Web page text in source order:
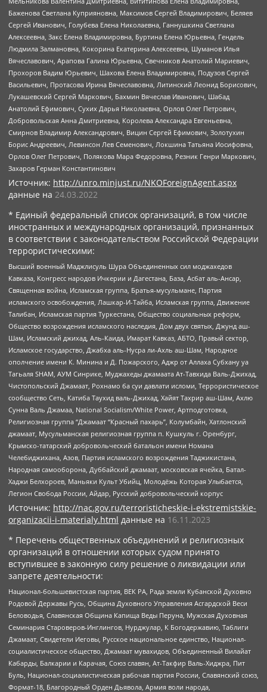
Баженова Светлана Куприяновна, Максимов Сергей Владимирович, Беляев
Сергей Иванович, Голубева Елена Николаевна, Ганнушкина Светлана
Алексеевна, Закс Елена Владимировна, Буртина Елена Юрьевна, Гендель
Людмила Залмановна, Кокорина Екатерина Алексеевна, Шуманов Илья
Вячеславович, Арапова Галина Юрьевна, Свечников Анатолий Мариевич,
Прохоров Вадим Юрьевич, Шахова Елена Владимировна, Подузов Сергей
Васильевич, Протасова Ирина Вячеславовна, Литинский Леонид Борисович,
Лукашевский Сергей Маркович, Бахмин Вячеслав Иванович, Шабад
Анатолий Ефимович, Сухих Дарья Николаевна, Орлов Олег Петрович,
Добровольская Анна Дмитриевна, Королева Александра Евгеньевна,
Смирнов Владимир Александрович, Вицин Сергей Ефимович, Золотухин
Борис Андреевич, Левинсон Лев Семенович, Локшина Татьяна Иосифовна,
Орлов Олег Петрович, Полякова Мара Федоровна, Резник Генри Маркович,
Захаров Герман Константинович
Источник: http://unro.minjust.ru/NKOForeignAgent.aspx
данные на 24.03.2022
* Единый федеральный список организаций, в том числе
иностранных и международных организаций, признанных
в соответствии с законодательством Российской Федерации
террористическими:
Высший военный Маджлисуль Шура Объединенных сил моджахедов
Кавказа, Конгресс народов Ичкерии и Дагестана, База, Асбат аль-Ансар,
Священная война, Исламская группа, Братья-мусульмане, Партия
исламского освобождения, Лашкар-И-Тайба, Исламская группа, Движение
Талибан, Исламская партия Туркестана, Общество социальных реформ,
Общество возрождения исламского наследия, Дом двух святых, Джунд аш-
Шам, Исламский джихад, Аль-Каида, Имарат Кавказ, АБТО, Правый сектор,
Исламское государство, Джабха аль-Нусра ли-Ахль аш-Шам, Народное
ополчение имени К. Минина и Д. Пожарского, Аджр от Аллаха Субхану уа
Тагьаля SHAM, АУМ Синрике, Муджахеды джамаата Ат-Тавхида Валь-Джихад,
Чистопольский Джамаат, Рохнамо ба суи давлати исломи, Террористическое
сообщество Сеть, Катиба Таухид валь-Джихад, Хайят Тахрир аш-Шам, Ахлю
Сунна Валь Джамаа, National Socialism/White Power, Артподготовка,
Религиозная группа “Джамаат “Красный пахарь”, Колумбайн, Хатлонский
джамаат, Мусульманская религиозная группа п. Кушкуль г. Оренбург,
Крымско-татарский добровольческий батальон имени Номана
Челебиджихана, Азов, Партия исламского возрождения Таджикистана,
Народная самооборона, Дуббайский джамаат, московская ячейка, Батал-
Хаджи Белхороев, Маньяки Культ Убийц, Молодёжь Которая Улыбается,
Легион Свобода России, Айдар, Русский добровольческий корпус
Источник: http://nac.gov.ru/terroristicheskie-i-ekstremistskie-
organizacii-i-materialy.html данные на 16.11.2023
* Перечень общественных объединений и религиозных
организаций в отношении которых судом принято
вступившее в законную силу решение о ликвидации или
запрете деятельности:
Национал-большевистская партия, ВЕК РА, Рада земли Кубанской Духовно
Родовой Державы Русь, Община Духовного Управления Асгардской Веси
Беловодья, Славянская Община Капища Веды Перуна, Мужская Духовная
Семинария Староверов-Инглингов, Нурджулар, К Богодержавию, Таблиги
Джамаат, Свидетели Иеговы, Русское национальное единство, Национал-
социалистическое общество, Джамаат мувахидов, Объединенный Вилайат
Кабарды, Балкарии и Карачая, Союз славян, Ат-Такфир Валь-Хиджра, Пит
Буль, Национал-социалистическая рабочая партия России, Славянский союз,
Формат-18, Благородный Орден Дьявола, Армия воли народа,